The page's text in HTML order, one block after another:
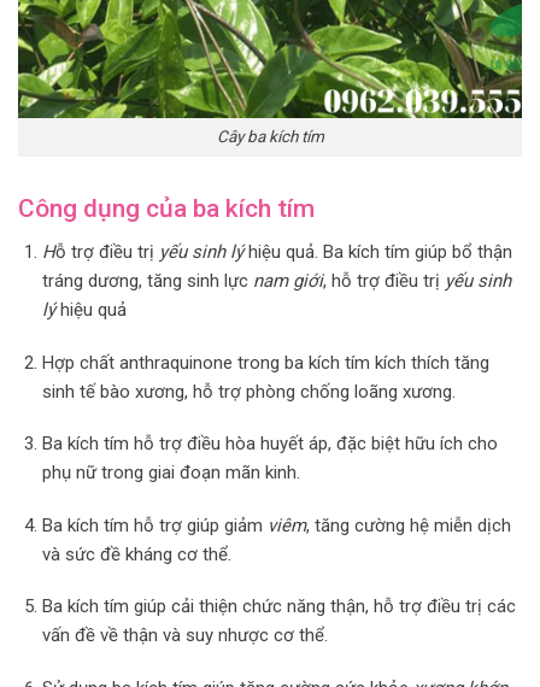
Cây ba kích tím
Công dụng của ba kích tím
Hỗ trợ điều trị yếu sinh lý hiệu quả. Ba kích tím giúp bổ thận
tráng dương, tăng sinh lực nam giới, hỗ trợ điều trị yếu sinh
lý hiệu quả
Hợp chất anthraquinone trong ba kích tím kích thích tăng
sinh tế bào xương, hỗ trợ phòng chống loãng xương.
Ba kích tím hỗ trợ điều hòa huyết áp, đặc biệt hữu ích cho
phụ nữ trong giai đoạn mãn kinh.
Ba kích tím hỗ trợ giúp giảm viêm, tăng cường hệ miễn dịch
và sức đề kháng cơ thể.
Ba kích tím giúp cải thiện chức năng thận, hỗ trợ điều trị các
vấn đề về thận và suy nhược cơ thể.